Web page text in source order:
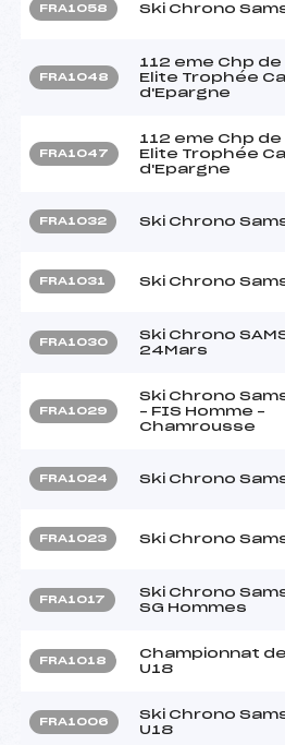
FRA1058 Ski Chrono
FRA1048
112 eme Chp
Elite Trophée
d'Epargne
FRA1047
112 eme Chp
Elite Trophée
d'Epargne
FRA1032 Ski Chrono
FRA1031 Ski Chrono
FRA1030
Ski Chrono
24Mars
FRA1029
Ski Chrono
– FIS Homme –
Chamrousse
FRA1024 Ski Chrono
FRA1023 Ski Chrono
FRA1017
Ski Chrono
SG Hommes
FRA1018
Championnat
U18
FRA1006
Ski Chrono
U18